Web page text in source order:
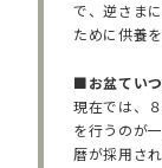
で、逆さま
ために供養
■お盆てい
現在では、
を行うのが
暦が採用さ